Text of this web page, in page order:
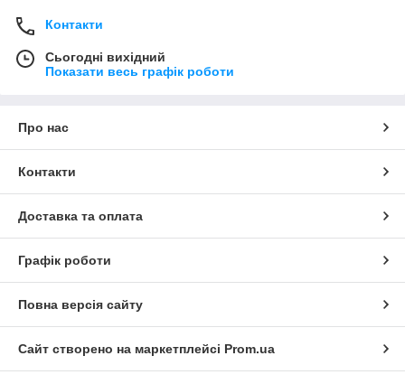
Контакти
Сьогодні вихідний
Показати весь графік роботи
Про нас
Контакти
Доставка та оплата
Графік роботи
Повна версія сайту
Сайт створено на маркетплейсі Prom.ua